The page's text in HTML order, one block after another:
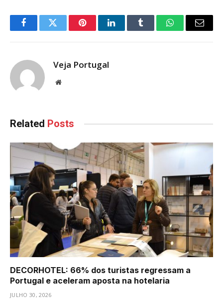
FacebookTwitter PinterestLinkedInTumblr WhatsAppEmail
Veja Portugal
Website
Related Posts
DECORHOTEL: 66% dos turistas regressam a
Portugal e aceleram aposta na hotelaria
JULHO 30, 2026